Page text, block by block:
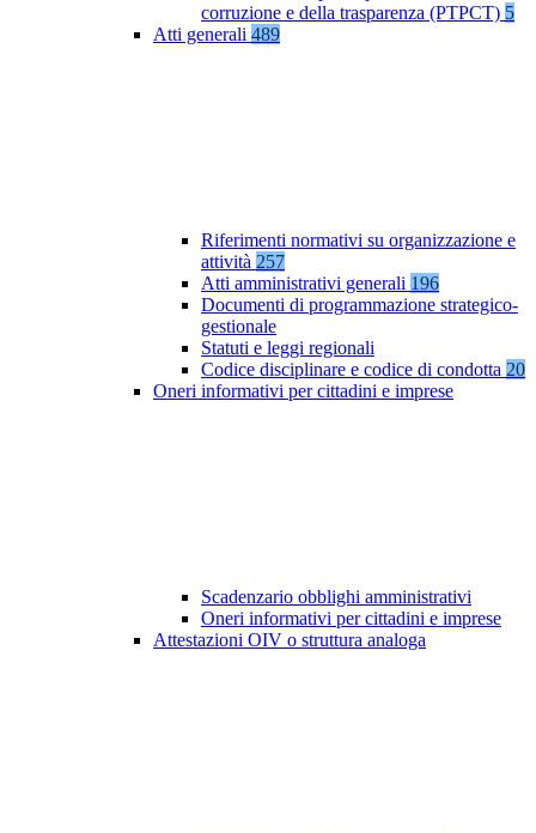
corruzione e della trasparenza (PTPCT) 5
Atti generali 489
Riferimenti normativi su organizzazione e
attività 257
Atti amministrativi generali 196
Documenti di programmazione strategico-
gestionale
Statuti e leggi regionali
Codice disciplinare e codice di condotta 20
Oneri informativi per cittadini e imprese
Scadenzario obblighi amministrativi
Oneri informativi per cittadini e imprese
Attestazioni OIV o struttura analoga